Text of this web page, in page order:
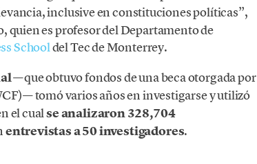
inclusive en constituciones políticas”,
quien es profesor del Departamento de
Schooldel Tec de Monterrey.
—que obtuvo fondos de una beca otorgada por
tomó varios años en investigarse y utilizó
el cualse analizaron 328,704
entrevistas a 50 investigadores.